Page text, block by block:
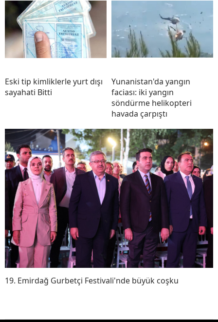
Eski tip kimliklerle yurt dışı
sayahati Bitti
Yunanistan'da yangın
faciası: iki yangın
söndürme helikopteri
havada çarpıştı
19. Emirdağ Gurbetçi Festivali'nde büyük coşku